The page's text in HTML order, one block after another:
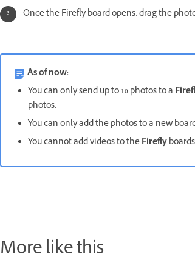
Once the Firefly board opens, drag the
As of now:
You can only send up to 10 photos to a
photos.
You can only add the photos to a new
You cannot add videos to theFirefly
More like this